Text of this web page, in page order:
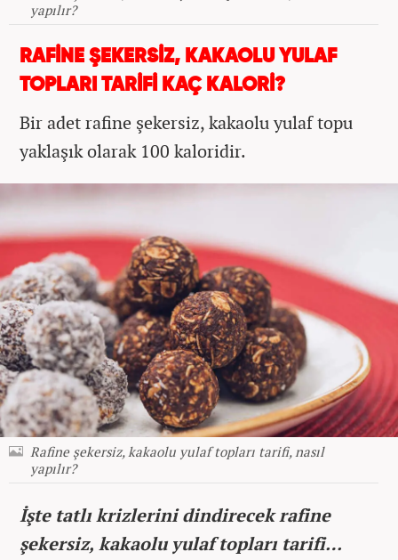
yapılır?
RAFİNE ŞEKERSİZ, KAKAOLU YULAF
TOPLARI TARİFİ KAÇ KALORİ?
Bir adet rafine şekersiz, kakaolu yulaf topu
yaklaşık olarak 100 kaloridir.
Rafine şekersiz, kakaolu yulaf topları tarifi, nasıl
yapılır?
İşte tatlı krizlerini dindirecek rafine
şekersiz, kakaolu yulaf topları tarifi…